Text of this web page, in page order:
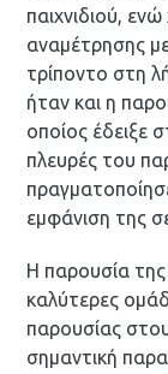
παιχνιδιού,
αναμέτρησης
τρίποντο στη
ήταν και η
οποίος έδειξε
πλευρές του
εμφάνιση της
Η παρουσία της
καλύτερες
παρουσίας
σημαντική